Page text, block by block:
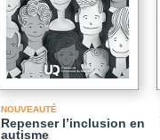
NOUVEAUTÉ
Repenser l’inclusion en
autisme